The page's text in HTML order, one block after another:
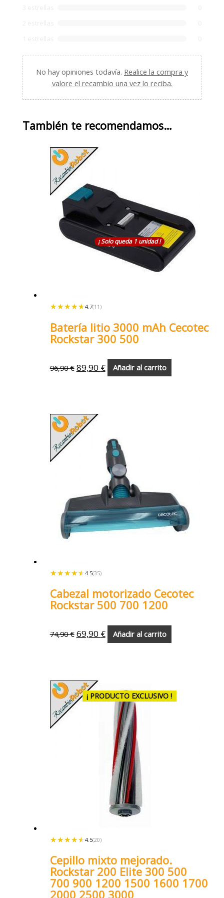
No hay opiniones todavía. Realice la compra y
valore el recambio una vez lo reciba.
También te recomendamos…
¡ Solo queda 1 unidad !
★★★★★
★★★★★ 4.7(11)
Batería litio 3000 mAh Cecotec
Rockstar 300 500
96,90€ 89,90 € Añadir al carrito
★★★★★
★★★★★ 4.5(35)
Cabezal motorizado Cecotec
Rockstar 500 700 1200
74,90€ 69,90 € Añadir al carrito
¡ PRODUCTO EXCLUSIVO !
★★★★★
★★★★★ 4.5(20)
Cepillo mixto mejorado.
Rockstar 200 Elite 300 500
700 900 1200 1500 1600 1700
2000 2500 3000